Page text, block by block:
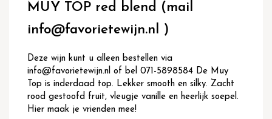
het
begin
van
afbeeldingen-
gallerij
MUY TOP red blend (mail
info@favorietewijn.nl )
Deze wijn kunt u alleen bestellen via
info@favorietewijn.nl of bel 071-5898584 De Muy
Top is inderdaad top. Lekker smooth en silky. Zacht
rood gestoofd fruit, vleugje vanille en heerlijk soepel.
Hier maak je vrienden mee!